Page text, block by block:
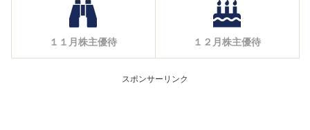
１１月株主優待 １２月株主優待
スポンサーリンク